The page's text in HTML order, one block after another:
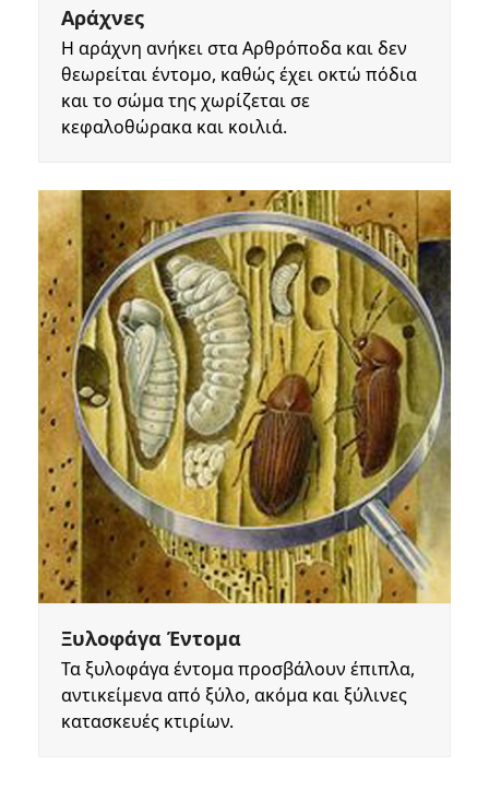
Αράχνες
Η αράχνη ανήκει στα Αρθρόποδα και δεν
θεωρείται έντομο, καθώς έχει οκτώ πόδια
και το σώμα της χωρίζεται σε
κεφαλοθώρακα και κοιλιά.
Ξυλοφάγα Έντομα
Τα ξυλοφάγα έντομα προσβάλουν έπιπλα,
αντικείμενα από ξύλο, ακόμα και ξύλινες
κατασκευές κτιρίων.